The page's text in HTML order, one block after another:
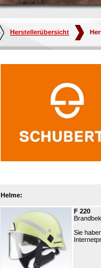
Herstellerübersicht
Helme:
F 220
Sie